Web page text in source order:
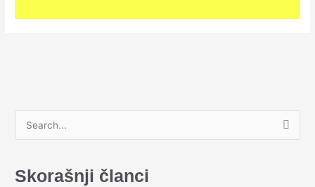
Skorašnji članci